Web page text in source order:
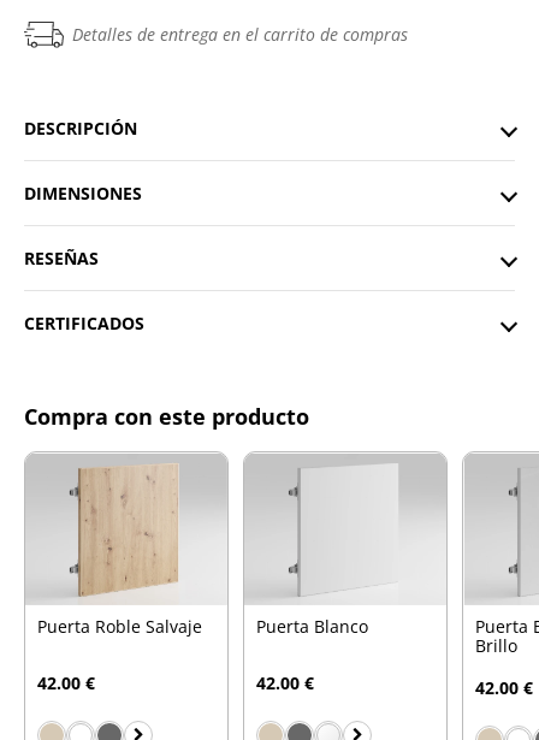
Detalles de entrega en el carrito de compras
DESCRIPCIÓN
DIMENSIONES
RESEÑAS
CERTIFICADOS
Compra con este producto
Puerta Roble Salvaje
42.00 €
Puerta Blanco
42.00 €
Puerta
Brillo
42.00 €